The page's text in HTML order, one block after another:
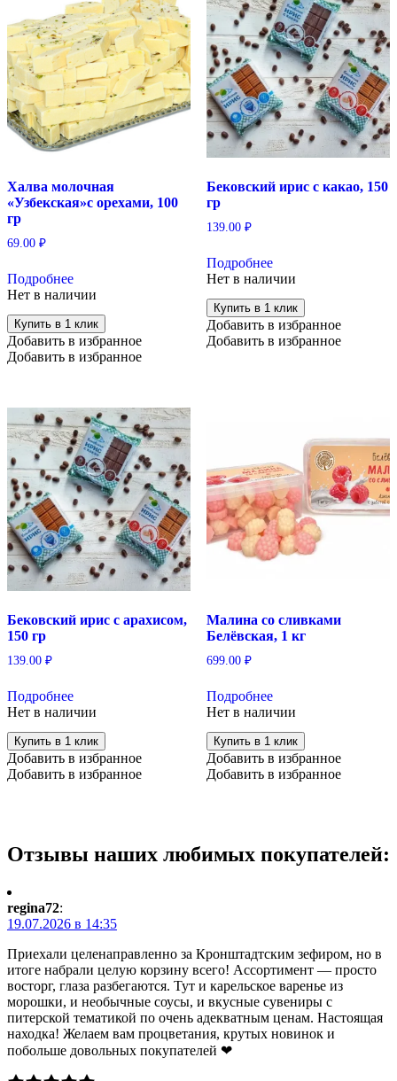
Халва молочная
«Узбекская»с орехами, 100
гр
69.00 ₽
Подробнее
Нет в наличии
Купить в 1 клик
Добавить в избранное
Добавить в избранное
Бековский ирис с какао, 150
гр
139.00 ₽
Подробнее
Нет в наличии
Купить в 1 клик
Добавить в избранное
Добавить в избранное
Бековский ирис с арахисом,
150 гр
139.00 ₽
Подробнее
Нет в наличии
Купить в 1 клик
Добавить в избранное
Добавить в избранное
Малина со сливками
Белёвская, 1 кг
699.00 ₽
Подробнее
Нет в наличии
Купить в 1 клик
Добавить в избранное
Добавить в избранное
Отзывы наших любимых покупателей:
regina72:
19.07.2026 в 14:35
Приехали целенаправленно за Кронштадтским зефиром, но в
итоге набрали целую корзину всего! Ассортимент — просто
восторг, глаза разбегаются. Тут и карельское варенье из
морошки, и необычные соусы, и вкусные сувениры с
питерской тематикой по очень адекватным ценам. Настоящая
находка! Желаем вам процветания, крутых новинок и
побольше довольных покупателей ❤